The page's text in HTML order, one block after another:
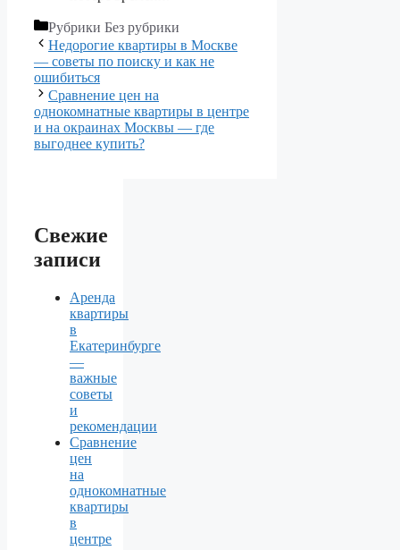
Рубрики Без рубрики
Недорогие квартиры в Москве
— советы по поиску и как не
ошибиться
Сравнение цен на
однокомнатные квартиры в центре
и на окраинах Москвы — где
выгоднее купить?
Свежие
записи
Аренда
квартиры
в
Екатеринбурге
—
важные
советы
и
рекомендации
Сравнение
цен
на
однокомнатные
квартиры
в
центре